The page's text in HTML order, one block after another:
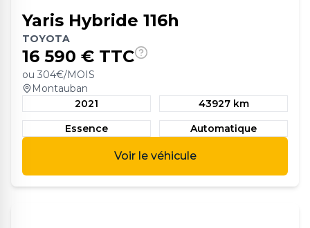
Yaris Hybride 116h
TOYOTA
16 590 € TTC
ou 304€/MOIS
Montauban
2021
43927 km
Essence
Automatique
Voir le véhicule